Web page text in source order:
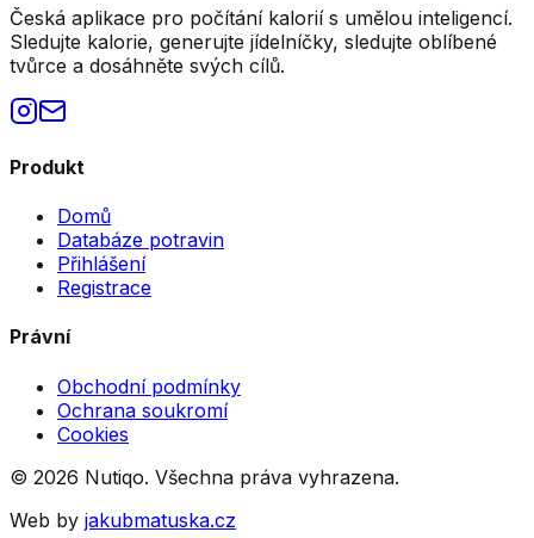
Česká aplikace pro počítání kalorií s umělou inteligencí.
Sledujte kalorie, generujte jídelníčky, sledujte oblíbené
tvůrce a dosáhněte svých cílů.
Produkt
Domů
Databáze potravin
Přihlášení
Registrace
Právní
Obchodní podmínky
Ochrana soukromí
Cookies
© 2026 Nutiqo. Všechna práva vyhrazena.
Web by jakubmatuska.cz